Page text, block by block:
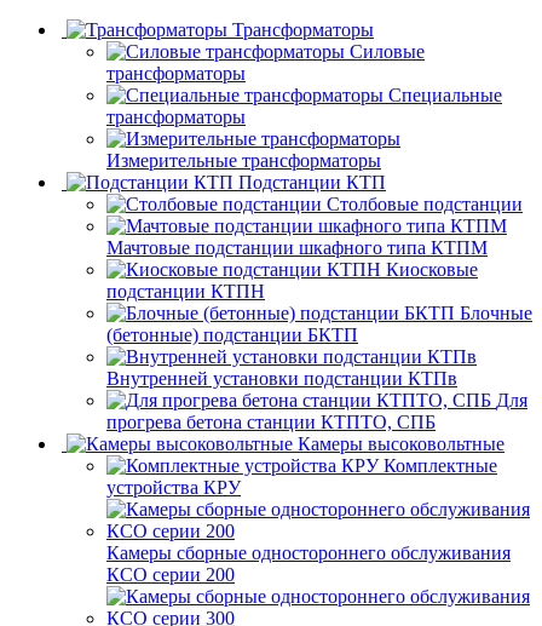
Трансформаторы
Силовые
трансформаторы
Специальные
трансформаторы
Измерительные трансформаторы
Подстанции КТП
Столбовые подстанции
Мачтовые подстанции шкафного типа КТПМ
Киосковые
подстанции КТПН
Блочные
(бетонные) подстанции БКТП
Внутренней установки подстанции КТПв
Для
прогрева бетона станции КТПТО, СПБ
Камеры высоковольтные
Комплектные
устройства КРУ
Камеры сборные одностороннего обслуживания
КСО серии 200